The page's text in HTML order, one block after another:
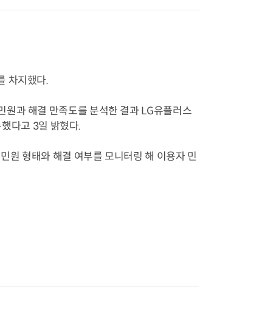
차지했다.
과 해결 만족도를 분석한 결과 LG유플러스
다고 3일 밝혔다.
원 형태와 해결 여부를 모니터링 해 이용자 민